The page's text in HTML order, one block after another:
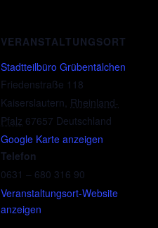
VERANSTALTUNGSORT
Stadtteilbüro Grübentälchen
Friedenstraße 118
Kaiserslautern, Rheinland-
Pfalz 67657 Deutschland
Google Karte anzeigen
Telefon
0631 – 680 316 90
Veranstaltungsort-Website
anzeigen